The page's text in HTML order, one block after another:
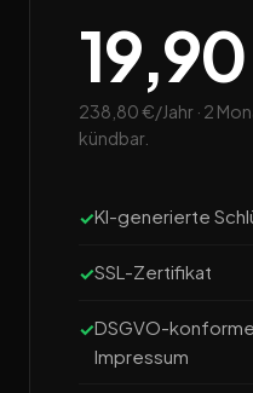
238,80 €/Jahr · 2
kündbar.
KI-generierte
SSL-Zertifikat
DSGVO-
Impressum